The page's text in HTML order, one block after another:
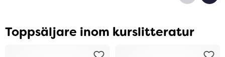
Toppsäljare inom kurslitteratur